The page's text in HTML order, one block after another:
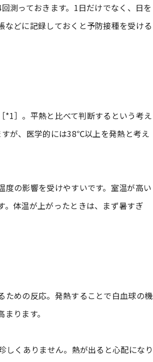
測っておきます。1日だけでなく、日を
どに記録しておくと予防接種を受ける
］。平熱と比べて判断するという考え
が、医学的には38℃以上を発熱と考え
の影響を受けやすいです。室温が高い
。体温が上がったときは、まず暑すぎ
ための反応。発熱することで白血球の機
ります。
くありません。熱が出ると心配になり